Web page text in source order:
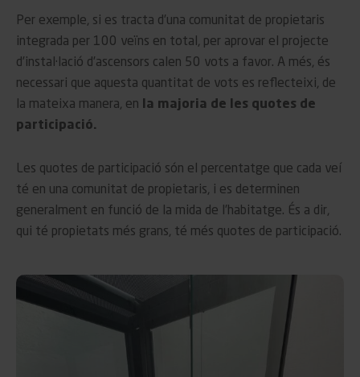
Per exemple, si es tracta d’una comunitat de propietaris
integrada per 100 veïns en total, per aprovar el projecte
d’instal·lació d’ascensors calen 50 vots a favor. A més, és
necessari que aquesta quantitat de vots es reflecteixi, de
la mateixa manera, en
la majoria de les quotes de
participació.
Les quotes de participació són el percentatge que cada veí
té en una comunitat de propietaris, i es determinen
generalment en funció de la mida de l’habitatge. És a dir,
qui té propietats més grans, té més quotes de participació.